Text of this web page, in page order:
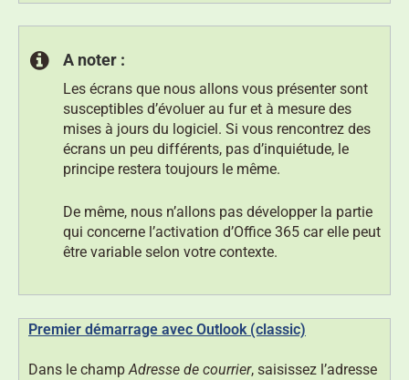
A noter :
Les écrans que nous allons vous présenter sont
susceptibles d’évoluer au fur et à mesure des
mises à jours du logiciel. Si vous rencontrez des
écrans un peu différents, pas d’inquiétude, le
principe restera toujours le même.
De même, nous n’allons pas développer la partie
qui concerne l’activation d’Office 365 car elle peut
être variable selon votre contexte.
Premier démarrage avec Outlook (classic)
Dans le champAdresse de courrier, saisissez l’adresse